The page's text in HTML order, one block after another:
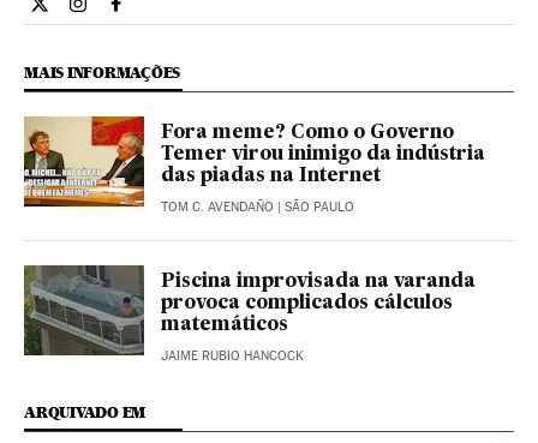
Cultura El País Brasil en Twitter
Cultura El País Brasil en Instagram
Cultura El País Brasil en Facebook
MAIS INFORMAÇÕES
Fora meme? Como o Governo
Temer virou inimigo da indústria
das piadas na Internet
TOM C. AVENDAÑO | SÃO PAULO
Piscina improvisada na varanda
provoca complicados cálculos
matemáticos
JAIME RUBIO HANCOCK
ARQUIVADO EM